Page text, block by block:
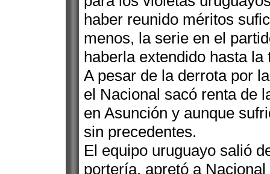
haber reunido méritos
menos, la serie en el
haberla extendido hasta la
A pesar de la derrota por
el Nacional sacó renta de
en Asunción y aunque
sin precedentes.
El equipo uruguayo salió
portería, apretó a